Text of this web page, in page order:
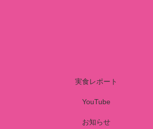
実食レポート
YouTube
お知らせ